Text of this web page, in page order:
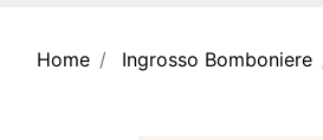
Home Ingrosso Bomboniere